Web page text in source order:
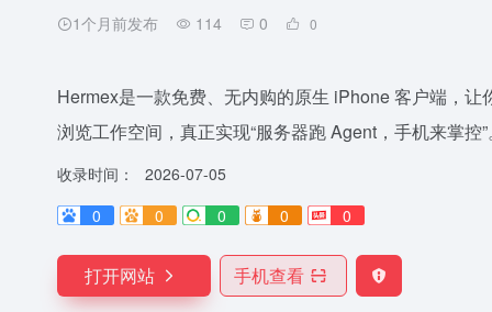
1个月前发布 114 0 0
Hermex是一款免费、无内购的原生 iPhone 客户端，
浏览工作空间，真正实现“服务器跑 Agent，手机来掌控
收录时间：
2026-07-05
0
0 0 0 0
打开网站 手机查看